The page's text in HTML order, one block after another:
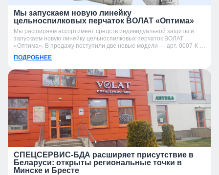
Мы запускаем новую линейку
цельноспилковых перчаток ВОЛАТ «Оптима»
Мы расширяем ассортимент средств индивидуальной защиты и
запускаем новую линейку цельноспилковых перчаток ВОЛАТ
«Оптима». В продажу поступили две новые модели — арт. 0007-К и
ПОДРОБНЕЕ
СПЕЦСЕРВИС-БДА расширяет присутствие в
Беларуси: открыты региональные точки в
Минске и Бресте